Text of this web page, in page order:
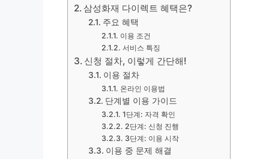
삼성화재 다이렉트 혜택은?
주요 혜택
이용 조건
서비스 특징
신청 절차, 이렇게 간단해!
이용 절차
온라인 이용법
단계별 이용 가이드
1단계: 자격 확인
2단계: 신청 진행
3단계: 이용 시작
이용 중 문제 해결